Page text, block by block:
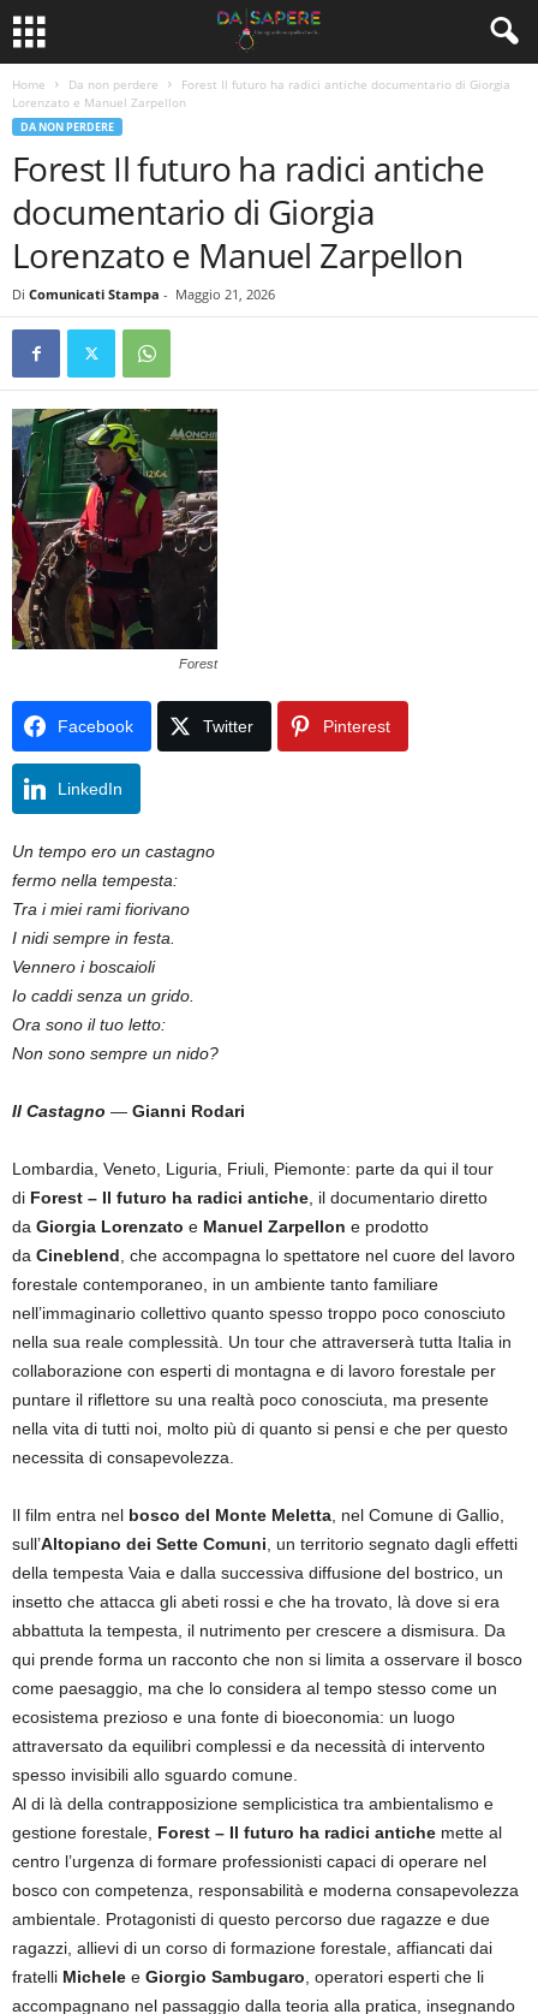
Home Da non perdere
Forest Il futuro ha radici antiche documentario di Giorgia
Lorenzato e Manuel Zarpellon
DA NON PERDERE
Forest Il futuro ha radici antiche
documentario di Giorgia
Lorenzato e Manuel Zarpellon
Di Comunicati Stampa - Maggio 21, 2026
Forest
Facebook Twitter Pinterest
LinkedIn
Un tempo ero un castagno
fermo nella tempesta:
Tra i miei rami fiorivano
I nidi sempre in festa.
Vennero i boscaioli
Io caddi senza un grido.
Ora sono il tuo letto:
Non sono sempre un nido?
Il Castagno — Gianni Rodari
Lombardia, Veneto, Liguria, Friuli, Piemonte: parte da qui il tour
di Forest – Il futuro ha radici antiche , il documentario diretto
da Giorgia Lorenzato e Manuel Zarpellon e prodotto
da Cineblend , che accompagna lo spettatore nel cuore del lavoro
forestale contemporaneo, in un ambiente tanto familiare
nell’immaginario collettivo quanto spesso troppo poco conosciuto
nella sua reale complessità. Un tour che attraverserà tutta Italia in
collaborazione con esperti di montagna e di lavoro forestale per
puntare il riflettore su una realtà poco conosciuta, ma presente
nella vita di tutti noi, molto più di quanto si pensi e che per questo
necessita di consapevolezza.
Il film entra nel bosco del Monte Meletta , nel Comune di Gallio,
sull’Altopiano dei Sette Comuni , un territorio segnato dagli effetti
della tempesta Vaia e dalla successiva diffusione del bostrico, un
insetto che attacca gli abeti rossi e che ha trovato, là dove si era
abbattuta la tempesta, il nutrimento per crescere a dismisura. Da
qui prende forma un racconto che non si limita a osservare il bosco
come paesaggio, ma che lo considera al tempo stesso come un
ecosistema prezioso e una fonte di bioeconomia: un luogo
attraversato da equilibri complessi e da necessità di intervento
spesso invisibili allo sguardo comune.
Al di là della contrapposizione semplicistica tra ambientalismo e
gestione forestale, Forest – Il futuro ha radici antiche mette al
centro l’urgenza di formare professionisti capaci di operare nel
bosco con competenza, responsabilità e moderna consapevolezza
ambientale. Protagonisti di questo percorso due ragazze e due
ragazzi, allievi di un corso di formazione forestale, affiancati dai
fratelli Michele e Giorgio Sambugaro , operatori esperti che li
accompagnano nel passaggio dalla teoria alla pratica, insegnando